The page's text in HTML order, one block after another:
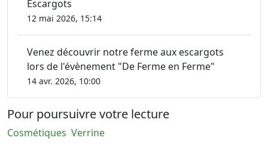
Escargots
12 mai 2026, 15:14
Venez découvrir notre ferme aux escargots
lors de l'évènement "De Ferme en Ferme"
14 avr. 2026, 10:00
Pour poursuivre votre lecture
Cosmétiques Verrine